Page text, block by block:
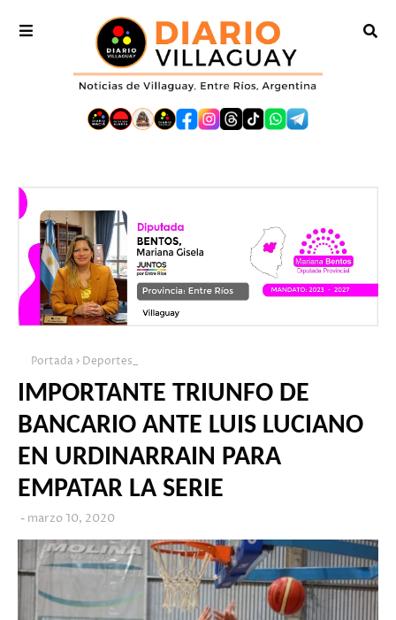
Portada Deportes_
IMPORTANTE TRIUNFO DE
BANCARIO ANTE LUIS LUCIANO
EN URDINARRAIN PARA
EMPATAR LA SERIE
marzo 10, 2020